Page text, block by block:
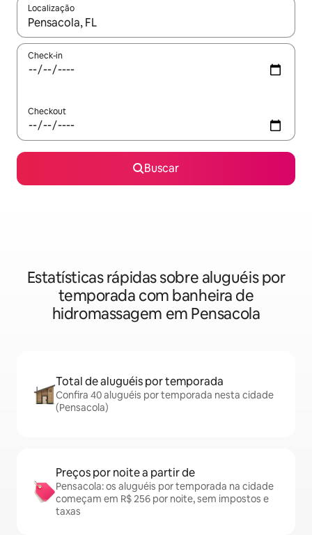
Localização
Quando os resultados estiverem disponíveis, explore-os
Check-in
Checkout
Buscar
Estatísticas rápidas sobre aluguéis por
temporada com banheira de
hidromassagem em Pensacola
Total de aluguéis por temporada
Confira 40 aluguéis por temporada nesta cidade
(Pensacola)
Preços por noite a partir de
Pensacola: os aluguéis por temporada na cidade
começam em R$ 256 por noite, sem impostos e
taxas